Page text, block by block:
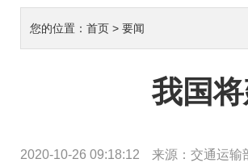
您的位置： 首页 > 要闻
我国
2020-10-26 09:18:12 来源：交通运输